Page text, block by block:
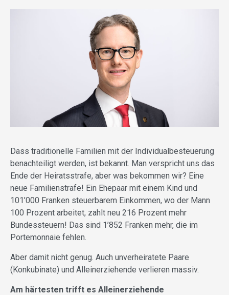
Dass traditionelle Familien mit der Individualbesteuerung
benachteiligt werden, ist bekannt. Man verspricht uns das
Ende der Heiratsstrafe, aber was bekommen wir? Eine
neue Familienstrafe! Ein Ehepaar mit einem Kind und
101’000 Franken steuerbarem Einkommen, wo der Mann
100 Prozent arbeitet, zahlt neu 216 Prozent mehr
Bundessteuern! Das sind 1’852 Franken mehr, die im
Portemonnaie fehlen.
Aber damit nicht genug. Auch unverheiratete Paare
(Konkubinate) und Alleinerziehende verlieren massiv.
Am härtesten trifft es Alleinerziehende